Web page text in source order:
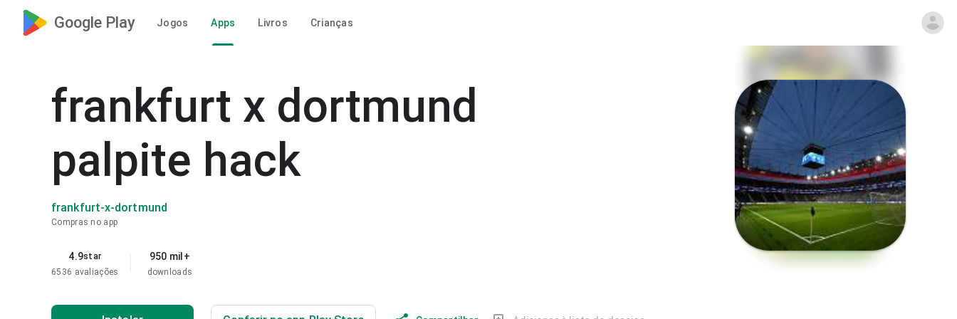
Google Play Jogos Apps Livros Crianças
frankfurt x dortmund
palpite hack
frankfurt-x-dortmund
Compras no app
4.9star
6536 avaliações
950 mil+
downloads